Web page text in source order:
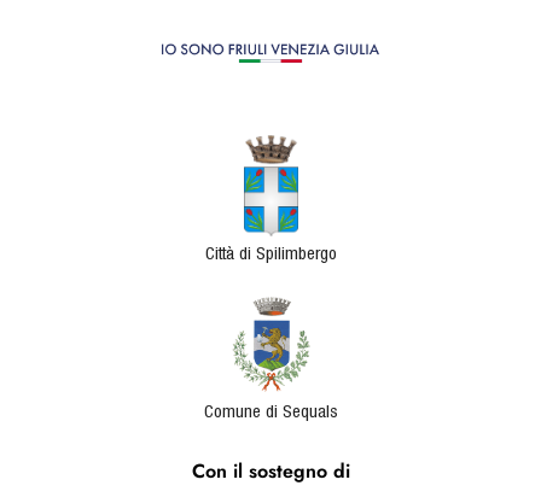
Città di Spilimbergo
Comune di Sequals
Con il sostegno di